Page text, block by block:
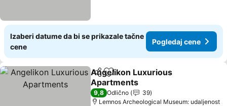
Izaberi datume da bi se prikazale tačne
cene
Pogledaj cene
Deli Dodati u favorite
Αngelikon Luxurious
Apartments
9,8 Odlično
39
Lemnos Archeological Museum: udaljenost